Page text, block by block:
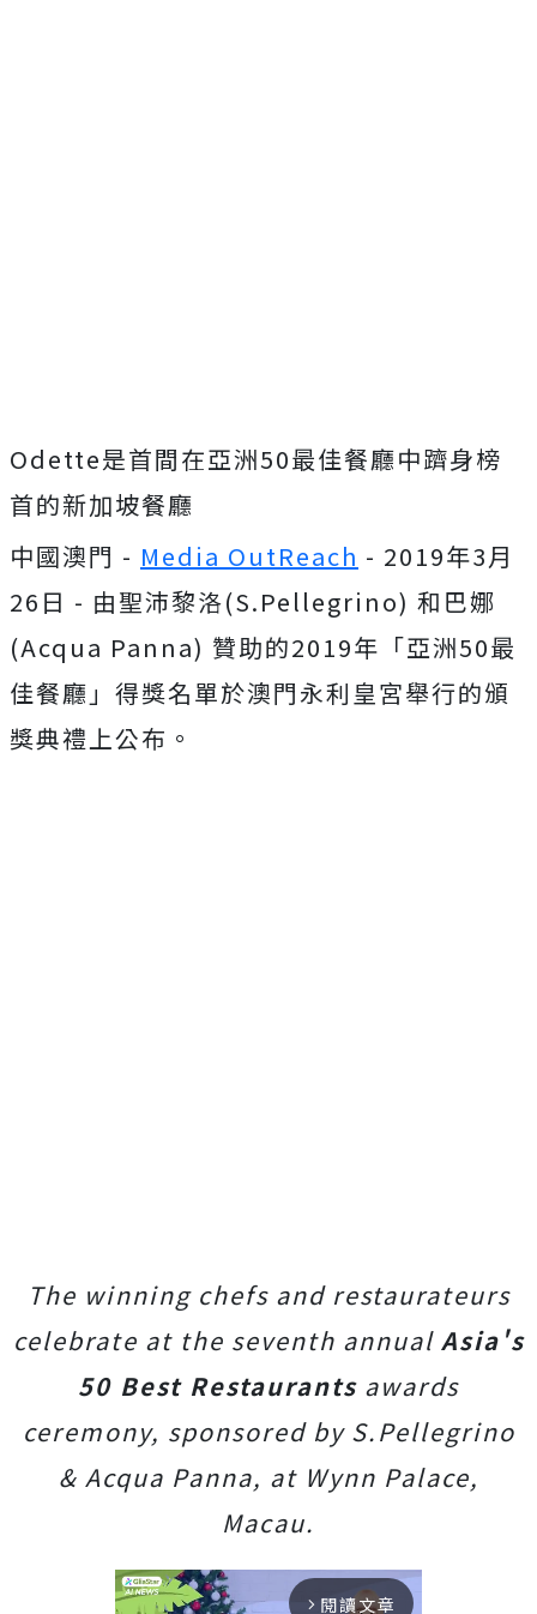
Odette是首間在亞洲50最佳餐廳中躋身榜
首的新加坡餐廳
中國澳門 - Media OutReach - 2019年3月
26日 - 由聖沛黎洛(S.Pellegrino) 和巴娜
(Acqua Panna) 贊助的2019年「亞洲50最
佳餐廳」得獎名單於澳門永利皇宮舉行的頒
獎典禮上公布。
The winning chefs and restaurateurs
celebrate at the seventh annual Asia's
50 Best Restaurants awards
ceremony, sponsored by S.Pellegrino
& Acqua Panna, at Wynn Palace,
Macau.
arrow_forward_ios 閱讀文章